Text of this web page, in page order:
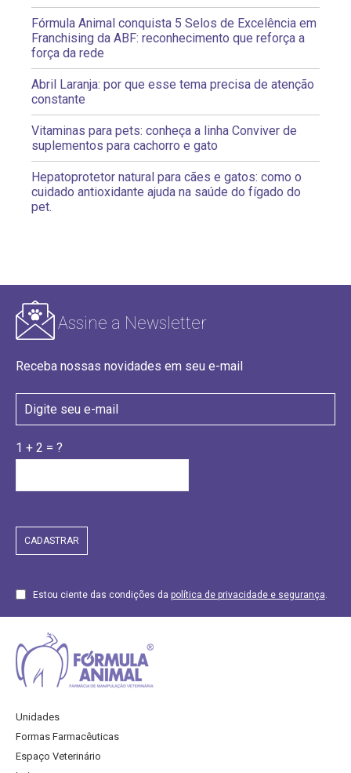
Fórmula Animal conquista 5 Selos de Excelência em
Franchising da ABF: reconhecimento que reforça a
força da rede
Abril Laranja: por que esse tema precisa de atenção
constante
Vitaminas para pets: conheça a linha Conviver de
suplementos para cachorro e gato
Hepatoprotetor natural para cães e gatos: como o
cuidado antioxidante ajuda na saúde do fígado do
pet.
Assine a Newsletter
Receba nossas novidades em seu e-mail
1 + 2 = ?
Estou ciente das condições da política de privacidade e segurança
Unidades
Formas Farmacêuticas
Espaço Veterinário